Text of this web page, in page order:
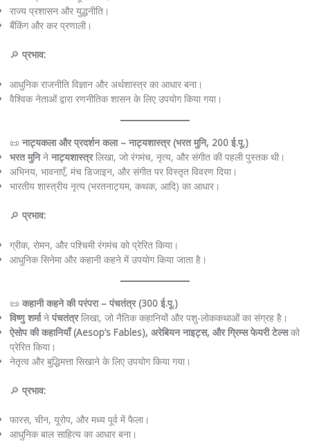
राज्य प्रशासन और युद्धनीति।
बैंकिंग और कर प्रणाली।
🔎 प्रभाव:
आधुनिक राजनीति विज्ञान और अर्थशास्त्र का आधार बना।
वैश्विक नेताओं द्वारा रणनीतिक शासन के लिए उपयोग किया गया।
📜 नाट्यकला और प्रदर्शन कला – नाट्यशास्त्र (भरत मुनि, 200 ई.पू.)
भरत मुनिने नाट्यशास्त्रलिखा, जो रंगमंच, नृत्य, और संगीत की पहली पुस्तक थी।
अभिनय, भावनाएँ, मंच डिजाइन, और संगीत पर विस्तृत विवरण दिया।
भारतीय शास्त्रीय नृत्य (भरतनाट्यम, कथक, आदि) का आधार।
🔎 प्रभाव:
ग्रीक, रोमन, और पश्चिमी रंगमंच को प्रेरित किया।
आधुनिक सिनेमा और कहानी कहने में उपयोग किया जाता है।
📜 कहानी कहने की परंपरा – पंचतंत्र (300 ई.पू.)
विष्णु शर्माने पंचतंत्रलिखा, जो नैतिक कहानियों और पशु-लोककथाओं का संग्रह है।
ऐसोप की कहानियाँ (Aesop’s Fables), अरेबियन नाइट्स, और ग्रिम्स फेयरी टेल्सको
प्रेरित किया।
नेतृत्व और बुद्धिमत्ता सिखाने के लिए उपयोग किया गया।
🔎 प्रभाव:
फारस, चीन, यूरोप, और मध्य पूर्व में फैला।
आधुनिक बाल साहित्य का आधार बना।